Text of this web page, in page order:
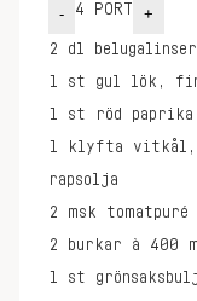
- 4 PORT +
2 dl
belugalinser
1 st
gul lök,
1 st
röd
1
klyfta
vitkål,
rapsolja
2 msk
tomatpuré
2
burkar à 400
1 st